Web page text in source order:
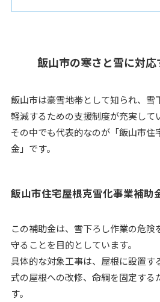
飯山市の寒さと雪に対
飯山市は豪雪地帯として知られ、雪
軽減するための支援制度が充実して
その中でも代表的なのが「飯山市住
金」です。
飯山市住宅屋根克雪化事業補助
この補助金は、雪下ろし作業の危険
守ることを目的としています。
具体的な対象工事は、屋根に設置す
式の屋根への改修、命綱を固定する
す。